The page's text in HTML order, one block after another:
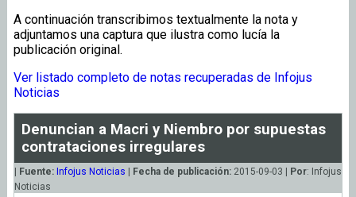
A continuación transcribimos textualmente la nota y
adjuntamos una captura que ilustra como lucía la
publicación original.
Ver listado completo de notas recuperadas de Infojus
Noticias
Denuncian a Macri y Niembro por supuestas
contrataciones irregulares
Fuente: Infojus Noticias Fecha de publicación: 2015-09-03 | Por: Infojus
Noticias